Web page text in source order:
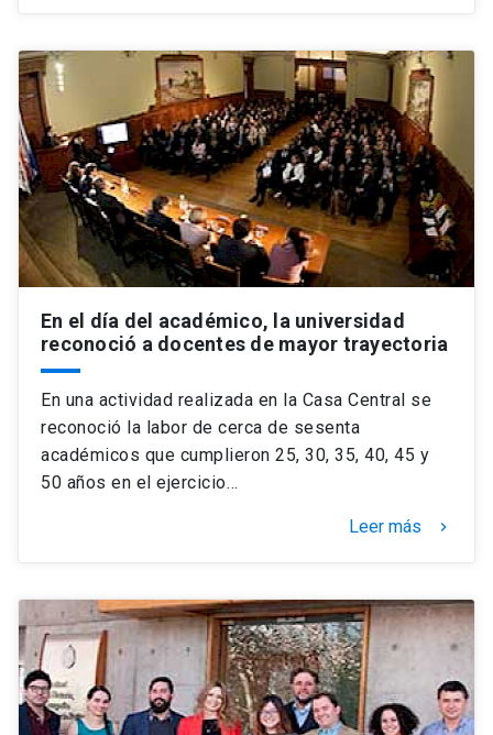
En el día del académico, la universidad
reconoció a docentes de mayor trayectoria
En una actividad realizada en la Casa Central se
reconoció la labor de cerca de sesenta
académicos que cumplieron 25, 30, 35, 40, 45 y
50 años en el ejercicio…
Leer más keyboard_arrow_right